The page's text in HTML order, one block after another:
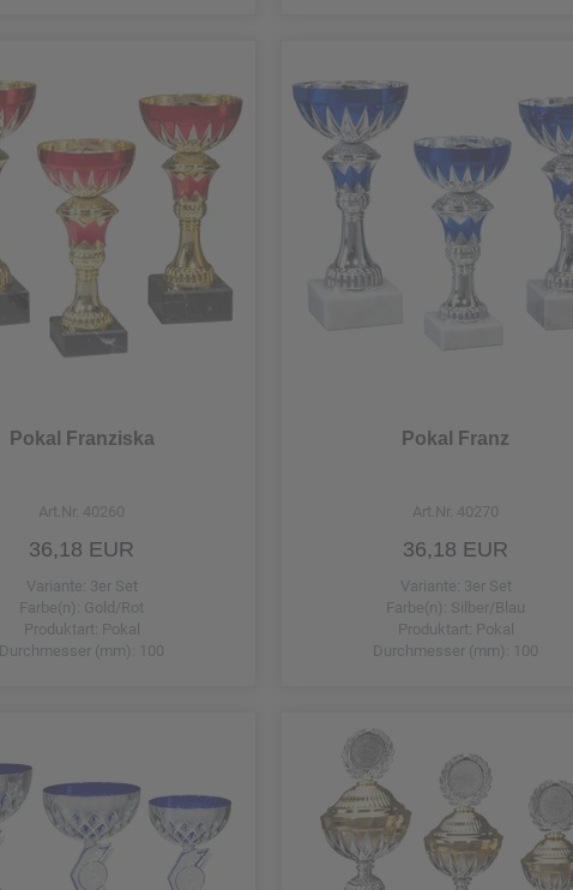
Pokal Franziska
Art.Nr. 40260
36,18 EUR
Variante: 3er Set
Farbe(n): Gold/Rot
Produktart: Pokal
Durchmesser (mm): 100
Pokal Franz
Art.Nr. 40270
36,18 EUR
Variante: 3er Set
Farbe(n): Silber/Blau
Produktart: Pokal
Durchmesser (mm): 100